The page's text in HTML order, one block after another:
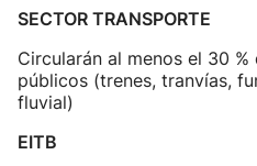
SECTOR TRANSPORTE
Circularán al menos el 30
públicos (trenes, tranvías,
fluvial)
EITB